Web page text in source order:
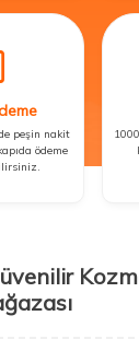
peşin nakit
ödeme